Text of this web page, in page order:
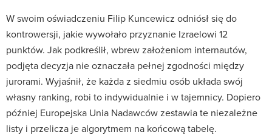
W swoim oświadczeniu Filip Kuncewicz odniósł się do
kontrowersji, jakie wywołało przyznanie Izraelowi 12
punktów. Jak podkreślił, wbrew założeniom internautów,
podjęta decyzja nie oznaczała pełnej zgodności między
jurorami. Wyjaśnił, że każda z siedmiu osób układa swój
własny ranking, robi to indywidualnie i w tajemnicy. Dopiero
później Europejska Unia Nadawców zestawia te niezależne
listy i przelicza je algorytmem na końcową tabelę.